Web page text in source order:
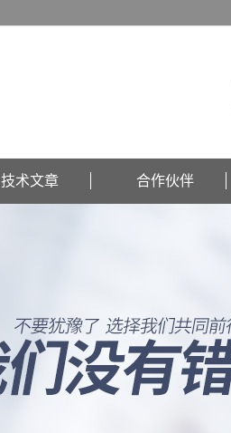
技术文章 合作伙伴